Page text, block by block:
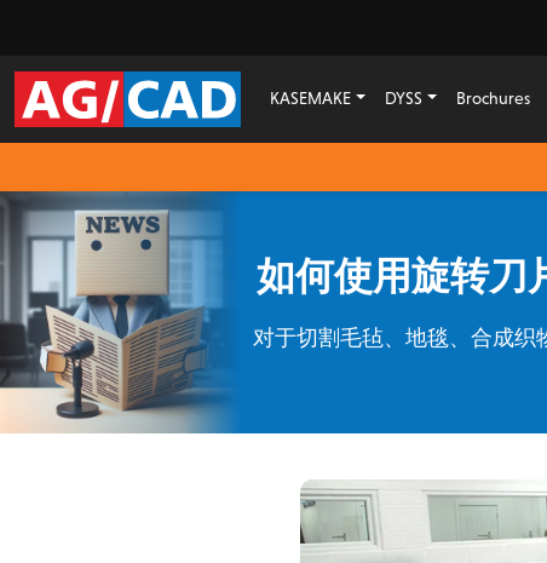
KASEMAKE DYSS Brochures
如何使用旋转刀
对于切割毛毡、地毯、合成织